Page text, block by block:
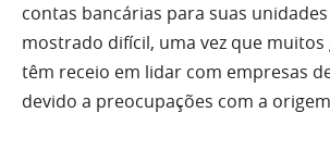
contas bancárias para suas
mostrado difícil, uma vez que muitos
têm receio em lidar com empresas
devido a preocupações com a